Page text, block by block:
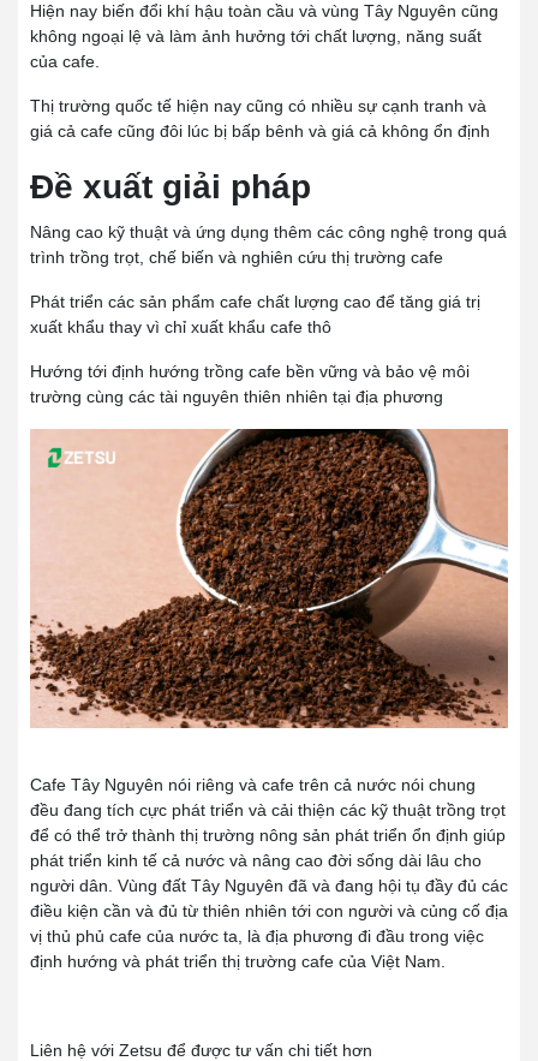
Hiện nay biến đổi khí hậu toàn cầu và vùng Tây Nguyên cũng
không ngoại lệ và làm ảnh hưởng tới chất lượng, năng suất
của cafe.
Thị trường quốc tế hiện nay cũng có nhiều sự cạnh tranh và
giá cả cafe cũng đôi lúc bị bấp bênh và giá cả không ổn định
Đề xuất giải pháp
Nâng cao kỹ thuật và ứng dụng thêm các công nghệ trong quá
trình trồng trọt, chế biến và nghiên cứu thị trường cafe
Phát triển các sản phẩm cafe chất lượng cao để tăng giá trị
xuất khẩu thay vì chỉ xuất khẩu cafe thô
Hướng tới định hướng trồng cafe bền vững và bảo vệ môi
trường cùng các tài nguyên thiên nhiên tại địa phương
Cafe Tây Nguyên nói riêng và cafe trên cả nước nói chung
đều đang tích cực phát triển và cải thiện các kỹ thuật trồng trọt
để có thể trở thành thị trường nông sản phát triển ổn định giúp
phát triển kinh tế cả nước và nâng cao đời sống dài lâu cho
người dân. Vùng đất Tây Nguyên đã và đang hội tụ đầy đủ các
điều kiện cần và đủ từ thiên nhiên tới con người và củng cố địa
vị thủ phủ cafe của nước ta, là địa phương đi đầu trong việc
định hướng và phát triển thị trường cafe của Việt Nam.
Liên hệ với Zetsu để được tư vấn chi tiết hơn